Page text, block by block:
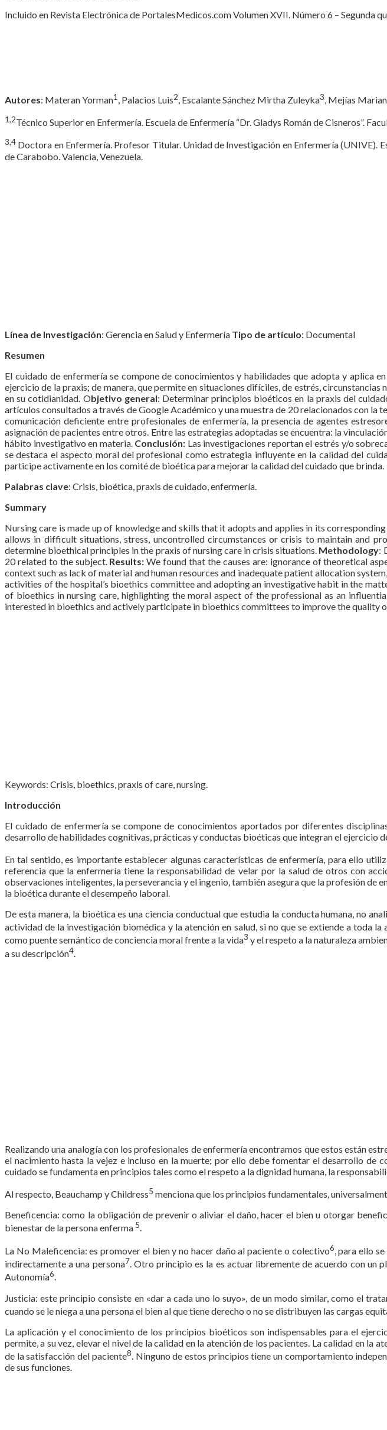
Incluido en Revista Electrónica de PortalesMedicos.com Volumen XVII. Número 6 – Segunda
Autores: Materan Yorman1 , Palacios Luis2, Escalante Sánchez Mirtha Zuleyka3, Mejías
1,2Técnico Superior en Enfermería. Escuela de Enfermería “Dr. Gladys Román de Cisneros”.
3,4 Doctora en Enfermería. Profesor Titular. Unidad de Investigación en Enfermería (UNIVE).
de Carabobo. Valencia, Venezuela.
Línea de Investigación: Gerencia en Salud y Enfermería Tipo de artículo: Documental
Resumen
El cuidado de enfermería se compone de conocimientos y habilidades que adopta y aplica
ejercicio de la praxis; de manera, que permite en situaciones difíciles, de estrés,
en su cotidianidad. Objetivo general: Determinar principios bioéticos en la praxis del
artículos consultados a través de Google Académico y una muestra de 20 relacionados con la
comunicación deficiente entre profesionales de enfermería, la presencia de agentes
asignación de pacientes entre otros. Entre las estrategias adoptadas se encuentra: la
hábito investigativo en materia. Conclusión: Las investigaciones reportan el estrés y/o
se destaca el aspecto moral del profesional como estrategia influyente en la calidad del
participe activamente en los comité de bioética para mejorar la calidad del cuidado que brinda.
Palabras clave: Crisis, bioética, praxis de cuidado, enfermería.
Summary
Nursing care is made up of knowledge and skills that it adopts and applies in its
allows in difficult situations, stress, uncontrolled circumstances or crisis to maintain and
determine bioethical principles in the praxis of nursing care in crisis situations. Methodology:
20 related to the subject. Results: We found that the causes are: ignorance of theoretical
context such as lack of material and human resources and inadequate patient allocation
activities of the hospital’s bioethics committee and adopting an investigative habit in the
of bioethics in nursing care, highlighting the moral aspect of the professional as an
interested in bioethics and actively participate in bioethics committees to improve the quality
Keywords: Crisis, bioethics, praxis of care, nursing.
Introducción
El cuidado de enfermería se compone de conocimientos aportados por diferentes
desarrollo de habilidades cognitivas, prácticas y conductas bioéticas que integran el ejercicio
En tal sentido, es importante establecer algunas características de enfermería, para ello
referencia que la enfermería tiene la responsabilidad de velar por la salud de otros con
observaciones inteligentes, la perseverancia y el ingenio, también asegura que la profesión de
la bioética durante el desempeño laboral.
De esta manera, la bioética es una ciencia conductual que estudia la conducta humana, no
actividad de la investigación biomédica y la atención en salud, si no que se extiende a toda
como puente semántico de conciencia moral frente a la vida3 y el respeto a la naturaleza
a su descripción4.
Realizando una analogía con los profesionales de enfermería encontramos que estos están
el nacimiento hasta la vejez e incluso en la muerte; por ello debe fomentar el desarrollo de
cuidado se fundamenta en principios tales como el respeto a la dignidad humana, la
Al respecto, Beauchamp y Childress5 menciona que los principios fundamentales,
Beneficencia: como la obligación de prevenir o aliviar el daño, hacer el bien u otorgar
bienestar de la persona enferma 5.
La No Maleficencia: es promover el bien y no hacer daño al paciente o colectivo6, para ello
indirectamente a una persona7. Otro principio es la es actuar libremente de acuerdo con un
Autonomía6.
Justicia: este principio consiste en «dar a cada uno lo suyo», de un modo similar, como el
cuando se le niega a una persona el bien al que tiene derecho o no se distribuyen las cargas
La aplicación y el conocimiento de los principios bioéticos son indispensables para el
permite, a su vez, elevar el nivel de la calidad en la atención de los pacientes. La calidad en la
de la satisfacción del paciente8. Ninguno de estos principios tiene un comportamiento
de sus funciones.